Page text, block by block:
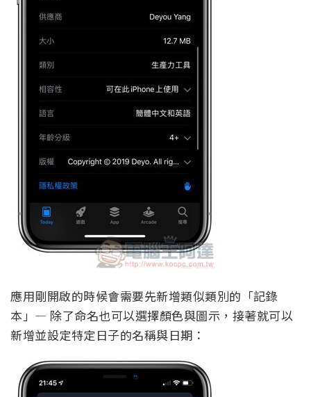
應用剛開啟的時候會需要先新增類似類別的「記錄
本」— 除了命名也可以選擇顏色與圖示，接著就可以
新增並設定特定日子的名稱與日期：